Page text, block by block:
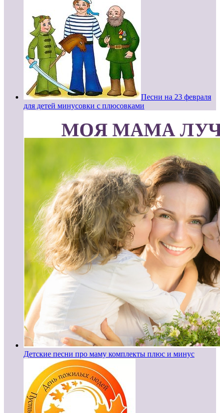
Песни на 23 февраля
для детей минусовки с плюсовками
Детские песни про маму комплекты плюс и минус